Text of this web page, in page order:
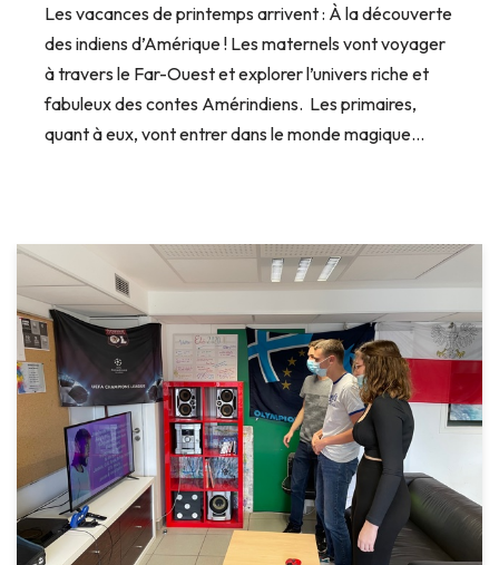
Les vacances de printemps arrivent : À la découverte
des indiens d’Amérique ! Les maternels vont voyager
à travers le Far-Ouest et explorer l’univers riche et
fabuleux des contes Amérindiens. Les primaires,
quant à eux, vont entrer dans le monde magique…